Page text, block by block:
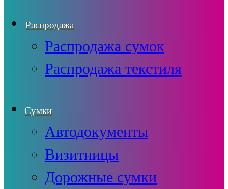
Распродажа
Распродажа сумок
Распродажа текстиля
Сумки
Автодокументы
Визитницы
Дорожные сумки